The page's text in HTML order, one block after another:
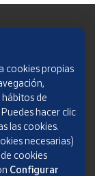
cookies propias
de
hacer clic
las cookies.
necesarias)
cookies
Configurar